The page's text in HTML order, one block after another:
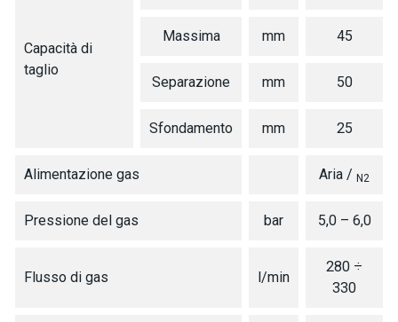
Capacità di
taglio
Massima mm 45
Separazione mm 50
Sfondamento mm 25
Alimentazione gas Aria / N2
Pressione del gas bar 5,0 – 6,0
Flusso di gas l/min
280 ÷
330